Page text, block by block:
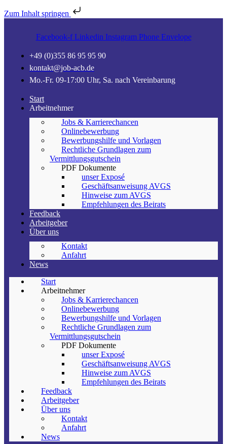
Zum Inhalt springen
Facebook-f Linkedin Instagram Phone Envelope
+49 (0)355 86 95 95 90
kontakt@job-acb.de
Mo.-Fr. 09-17:00 Uhr, Sa. nach Vereinbarung
Start
Arbeitnehmer
Jobs & Karrierechancen
Onlinebewerbung
Bewerbungshilfe und Vorlagen
Rechtliche Grundlagen zum
Vermittlungsgutschein
PDF Dokumente
unser Exposé
Geschäftsanweisung AVGS
Hinweise zum AVGS
Empfehlungen des Beirats
Feedback
Arbeitgeber
Über uns
Kontakt
Anfahrt
News
Start
Arbeitnehmer
Jobs & Karrierechancen
Onlinebewerbung
Bewerbungshilfe und Vorlagen
Rechtliche Grundlagen zum
Vermittlungsgutschein
PDF Dokumente
unser Exposé
Geschäftsanweisung AVGS
Hinweise zum AVGS
Empfehlungen des Beirats
Feedback
Arbeitgeber
Über uns
Kontakt
Anfahrt
News